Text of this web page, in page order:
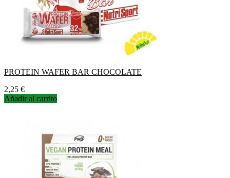
PROTEIN WAFER BAR CHOCOLATE
Precio
2,25 €
Añadir al carrito